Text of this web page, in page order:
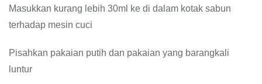
Masukkan kurang lebih 30ml ke di dalam kotak sabun
terhadap mesin cuci
Pisahkan pakaian putih dan pakaian yang barangkali
luntur